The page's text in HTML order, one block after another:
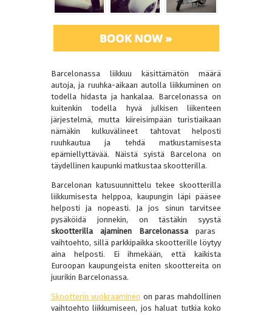
Barcelonassa liikkuu käsittämätön määrä
autoja, ja ruuhka-aikaan autolla liikkuminen on
todella hidasta ja hankalaa. Barcelonassa on
kuitenkin todella hyvä julkisen liikenteen
järjestelmä, mutta kiireisimpään turistiaikaan
nämäkin kulkuvälineet tahtovat helposti
ruuhkautua ja tehdä matkustamisesta
epämiellyttävää. Näistä syistä Barcelona on
täydellinen kaupunki matkustaa skootterilla.
Barcelonan katusuunnittelu tekee skootterilla
liikkumisesta helppoa, kaupungin läpi pääsee
helposti ja nopeasti. Ja jos sinun tarvitsee
pysäköidä jonnekin, on tästäkin syystä
skootterilla ajaminen Barcelonassa paras
vaihtoehto, sillä parkkipaikka skootterille löytyy
aina helposti. Ei ihmekään, että kaikista
Euroopan kaupungeista eniten skoottereita on
juurikin Barcelonassa.
Skootterin vuokraaminen on paras mahdollinen
vaihtoehto liikkumiseen, jos haluat tutkia koko